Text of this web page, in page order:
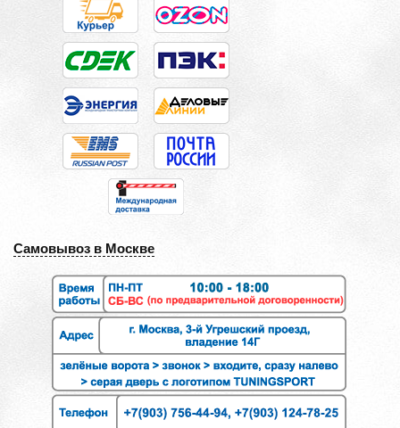
Самовывоз в Москве